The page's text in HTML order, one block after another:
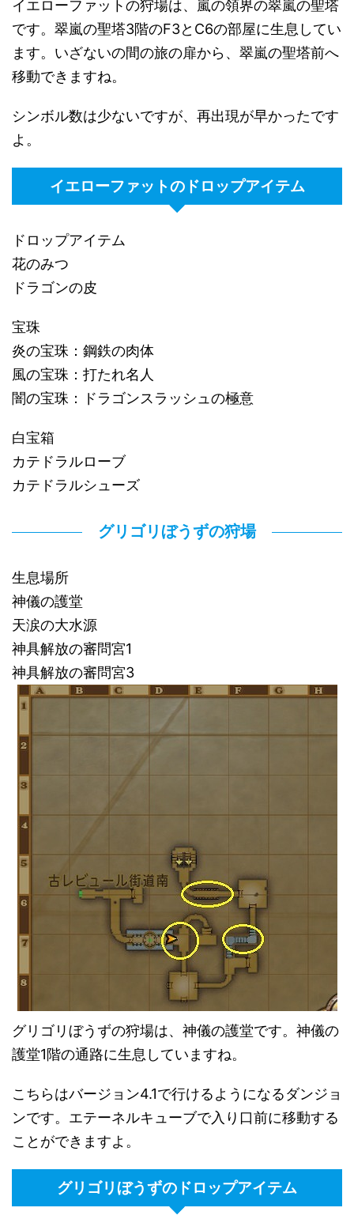
イエローファットの狩場は、嵐の領界の翠嵐の聖塔
です。翠嵐の聖塔3階のF3とC6の部屋に生息してい
ます。いざないの間の旅の扉から、翠嵐の聖塔前へ
移動できますね。
シンボル数は少ないですが、再出現が早かったです
よ。
イエローファットのドロップアイテム
ドロップアイテム
花のみつ
ドラゴンの皮
宝珠
炎の宝珠：鋼鉄の肉体
風の宝珠：打たれ名人
闇の宝珠：ドラゴンスラッシュの極意
白宝箱
カテドラルローブ
カテドラルシューズ
グリゴリぼうずの狩場
生息場所
神儀の護堂
天涙の大水源
神具解放の審問宮1
神具解放の審問宮3
グリゴリぼうずの狩場は、神儀の護堂です。神儀の
護堂1階の通路に生息していますね。
こちらはバージョン4.1で行けるようになるダンジョ
ンです。エテーネルキューブで入り口前に移動する
ことができますよ。
グリゴリぼうずのドロップアイテム